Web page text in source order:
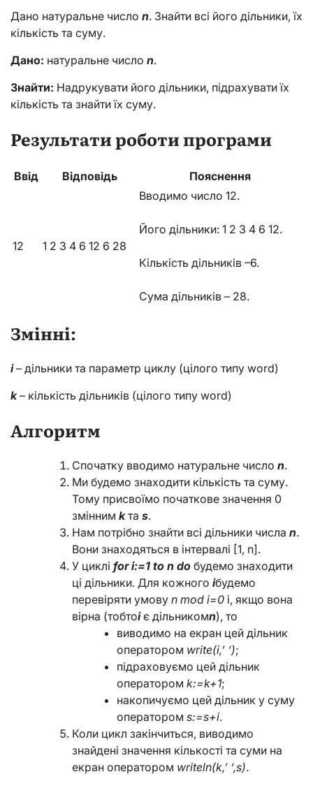
Дано натуральне число n. Знайти всі його дільники, їх
кількість та суму.
Дано: натуральне число n.
Знайти: Надрукувати його дільники, підрахувати їх
кількість та знайти їх суму.
Результати роботи програми
Ввід Відповідь Пояснення
12 1 2 3 4 6 12 6 28
Вводимо число 12.
Його дільники: 1 2 3 4 6 12.
Кількість дільників –6.
Сума дільників – 28.
Змінні:
i– дільники та параметр циклу (цілого типу word)
k– кількість дільників (цілого типу word)
Алгоритм
Спочатку вводимо натуральне число n.
Ми будемо знаходити кількість та суму.
Тому присвоїмо початкове значення 0
змінним kта s.
Нам потрібно знайти всі дільники числа n.
Вони знаходяться в інтервалі [1, n].
У циклі for i:=1 to n do будемо знаходити
ці дільники. Для кожного iбудемо
перевіряти умову n mod i=0 і, якщо вона
вірна (тобтоiє дільникомn), то
виводимо на екран цей дільник
оператором write(i,’ ‘);
підраховуємо цей дільник
оператором k:=k+1;
накопичуємо цей дільник у суму
оператором s:=s+i.
Коли цикл закінчиться, виводимо
знайдені значення кількості та суми на
екран оператором writeln(k,’ ‘,s).